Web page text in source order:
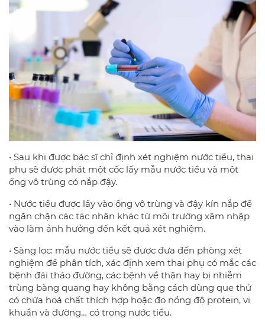
• Sau khi được bác sĩ chỉ định xét nghiệm nước tiểu, thai
phụ sẽ được phát một cốc lấy mẫu nước tiểu và một
ống vô trùng có nắp đậy.
• Nước tiểu được lấy vào ống vô trùng và đậy kín nắp để
ngăn chặn các tác nhân khác từ môi trường xâm nhập
vào làm ảnh hưởng đến kết quả xét nghiệm.
• Sàng lọc: mẫu nước tiểu sẽ được đưa đến phòng xét
nghiệm để phân tích, xác định xem thai phụ có mắc các
bệnh đái tháo đường, các bệnh về thận hay bị nhiễm
trùng bàng quang hay không bằng cách dùng que thử
có chứa hoá chất thích hợp hoặc đo nồng độ protein, vi
khuẩn và đường… có trong nước tiểu.